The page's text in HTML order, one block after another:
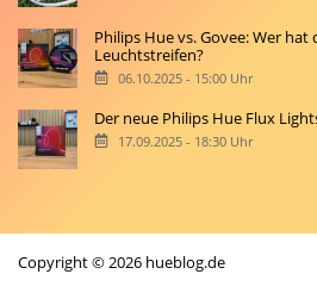
Philips Hue vs. Govee: Wer
Leuchtstreifen?
06.10.2025 - 15:00 Uhr
Der neue Philips Hue Flux
17.09.2025 - 18:30 Uhr
Copyright © 2026 hueblog.de